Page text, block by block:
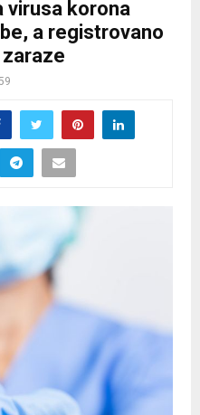
virusa korona
a registrovano